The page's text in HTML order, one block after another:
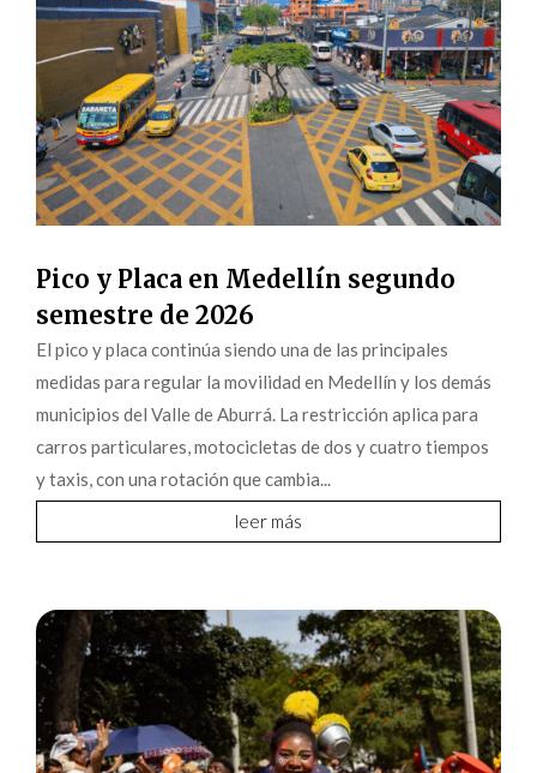
Pico y Placa en Medellín segundo
semestre de 2026
El pico y placa continúa siendo una de las principales
medidas para regular la movilidad en Medellín y los demás
municipios del Valle de Aburrá. La restricción aplica para
carros particulares, motocicletas de dos y cuatro tiempos
y taxis, con una rotación que cambia...
leer más